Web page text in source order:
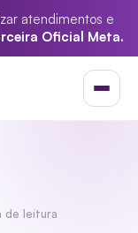
atendimentos e
Oficial Meta.
de leitura